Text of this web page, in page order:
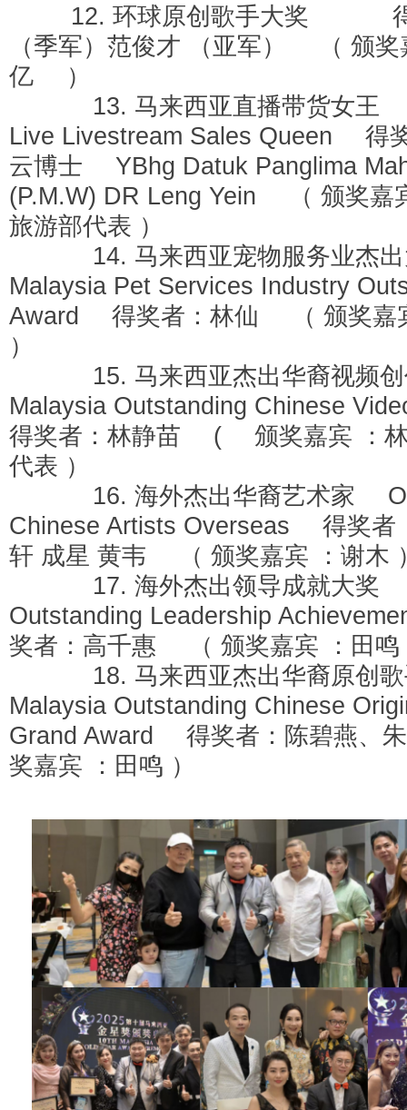
12. 环球原创歌手大奖 得
（季军）范俊才 （亚军） （ 颁奖
亿 ）
13. 马来西亚直播带货女王
Live Livestream Sales Queen 得
云博士 YBhg Datuk Panglima
(P.M.W) DR Leng Yein （ 颁奖嘉
旅游部代表 ）
14. 马来西亚宠物服务业杰
Malaysia Pet Services Industry
Award 得奖者：林仙 （ 颁奖嘉
）
15. 马来西亚杰出华裔视频
Malaysia Outstanding Chinese
得奖者：林静苗 ( 颁奖嘉宾 ：林
代表 ）
16. 海外杰出华裔艺术家
Chinese Artists Overseas 得奖者
轩 成星 黄韦 （ 颁奖嘉宾 ：谢木
17. 海外杰出领导成就大奖
Outstanding Leadership
奖者：高千惠 （ 颁奖嘉宾 ：田鸣
18. 马来西亚杰出华裔原创
Malaysia Outstanding Chinese
Grand Award 得奖者：陈碧燕、
奖嘉宾 ：田鸣 ）